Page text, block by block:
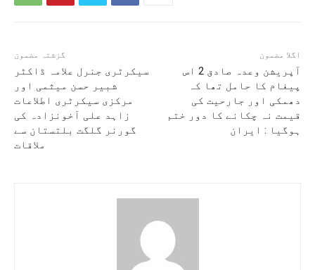
گزشتہ مضمون
سیکرٹری جنرل علامہ ڈاکٹر
شبیر حسن میثمی اور
مرکزی سیکرٹری اطلاعات
زاہد علی آخونزادہ کی
گورنر گلگت بلتستان سے
ملاقات
اگلا مضمون
آپریشن وعدہ صادق 2 اس
پیغام کا حامل تھا کہ
دھمکی اور جارحیت کی
قیمت نہ چکانے کا دور ختم
ہوگیا : ایران